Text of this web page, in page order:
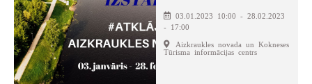
03.01.2023 10:00 - 28.02.2023
- 17:00
Aizkraukles novada un Kokneses
Tūrisma informācijas centrs